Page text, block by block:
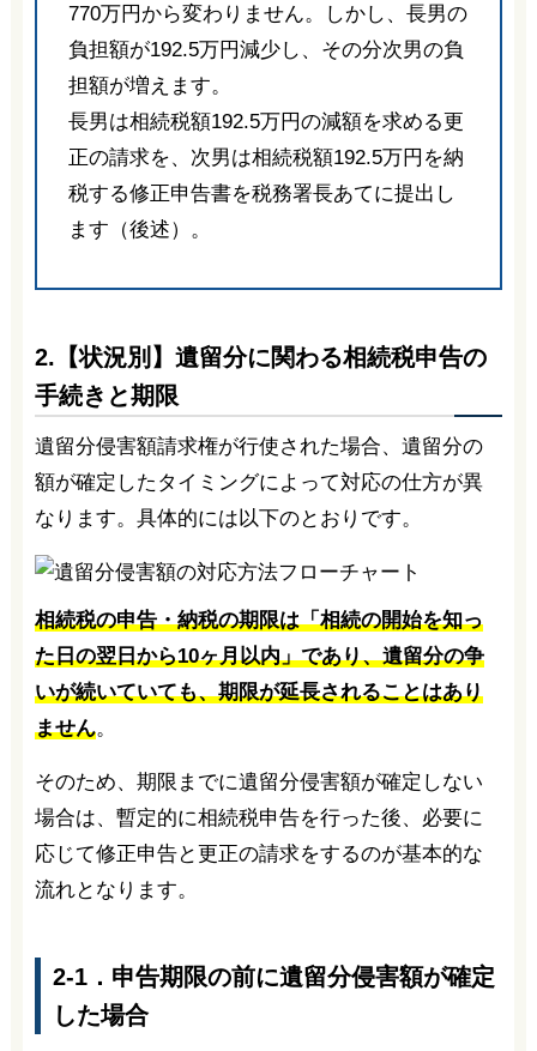
770万円から変わりません。しかし、長男の
負担額が192.5万円減少し、その分次男の負
担額が増えます。
長男は相続税額192.5万円の減額を求める更
正の請求を、次男は相続税額192.5万円を納
税する修正申告書を税務署長あてに提出し
ます（後述）。
2.【状況別】遺留分に関わる相続税申告の
手続きと期限
遺留分侵害額請求権が行使された場合、遺留分の
額が確定したタイミングによって対応の仕方が異
なります。具体的には以下のとおりです。
相続税の申告・納税の期限は「相続の開始を知っ
た日の翌日から10ヶ月以内」であり、遺留分の争
いが続いていても、期限が延長されることはあり
ません。
そのため、期限までに遺留分侵害額が確定しない
場合は、暫定的に相続税申告を行った後、必要に
応じて修正申告と更正の請求をするのが基本的な
流れとなります。
2-1．申告期限の前に遺留分侵害額が確定
した場合